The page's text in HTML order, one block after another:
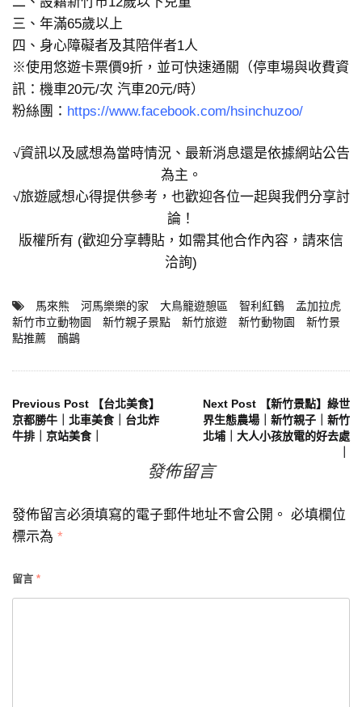
三、年滿65歲以上
四、身心障礙者及其陪伴者1人
※使用悠遊卡票價9折，並可快速通關（停車場與收費資
訊：機車20元/次 汽車20元/時）
粉絲團： https://www.facebook.com/hsinchuzoo/
√資訊以及感想為當時情況、最新消息還是依據網站公告
為主。
√旅遊感想心得提供參考，也歡迎各位一起與我們分享討
論！
版權所有 (歡迎分享轉貼，如需其他合作內容，請來信
洽詢)
馬來熊 河馬樂樂的家 大鳥籠遊憩區 智利紅鶴
孟加拉虎
新竹市立動物園
新竹親子景點 新竹旅遊 新竹動物園
新竹景
點推薦
鴯鶓
文
章
覽
Previous Post 【台北美食】
京都勝牛｜北車美食｜台北炸
牛排｜京站美食｜
Next Post 【新竹景點】綠世
界生態農場｜新竹親子｜新竹
北埔｜大人小孩放電的好去處
發佈留言
發佈留言必須填寫的電子郵件地址不會公開。 必填欄位
標示為 *
留言 *